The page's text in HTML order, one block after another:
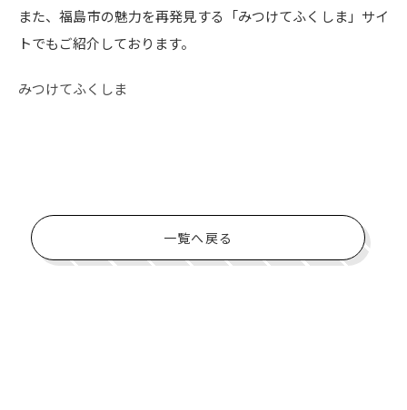
また、福島市の魅力を再発見する「みつけてふくしま」サイ
トでもご紹介しております。
みつけてふくしま
一覧へ戻る